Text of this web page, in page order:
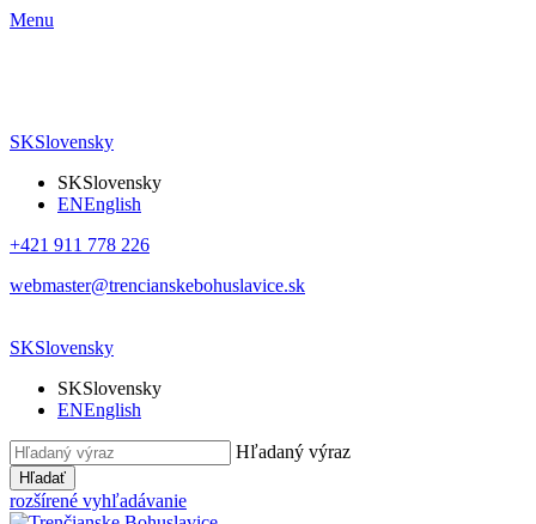
Menu
SKSlovensky
SKSlovensky
ENEnglish
+421 911 778 226
webmaster@trencianskebohuslavice.sk
SKSlovensky
SKSlovensky
ENEnglish
Hľadaný výraz
Hľadať
rozšírené vyhľadávanie